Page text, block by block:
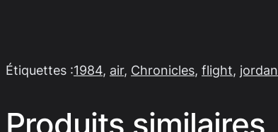
Étiquettes :1984, air, Chronicles, flight, jordan
Produits similaires